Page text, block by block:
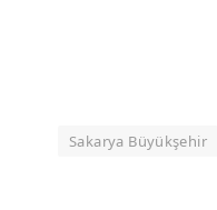
Sakarya Büyükşehir